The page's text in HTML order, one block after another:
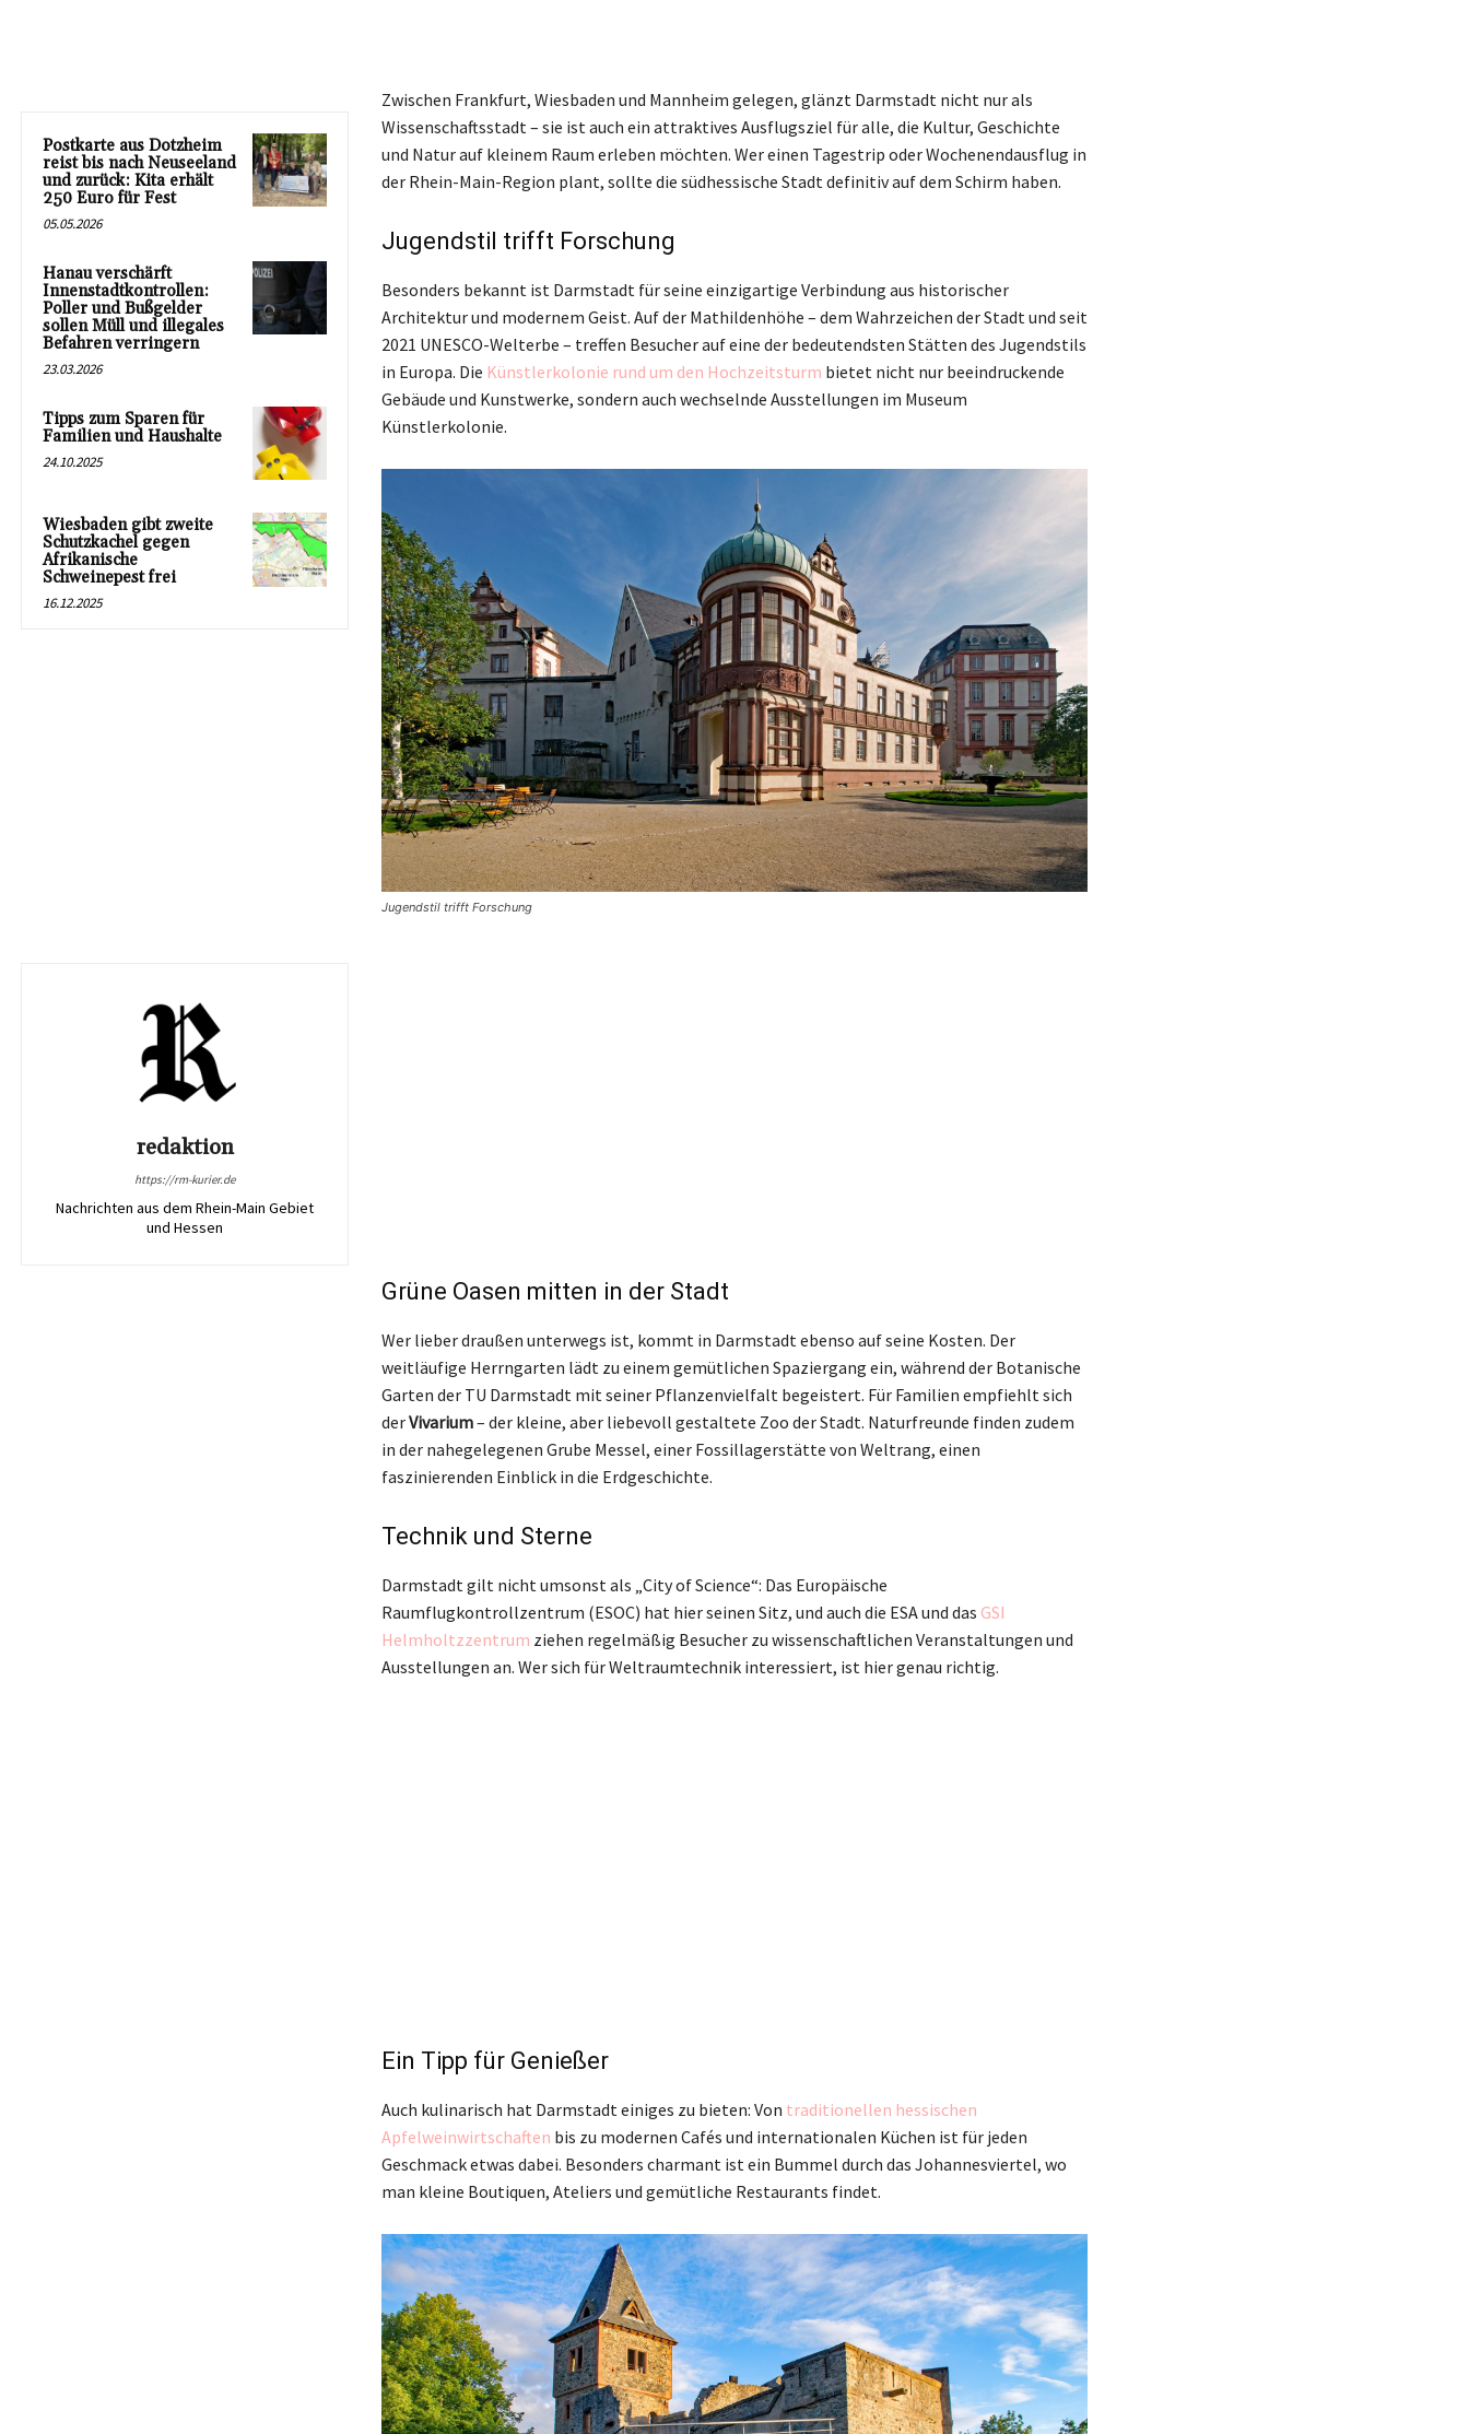
Postkarte aus Dotzheim
reist bis nach Neuseeland
und zurück: Kita erhält
250 Euro für Fest
05.05.2026
Hanau verschärft
Innenstadtkontrollen:
Poller und Bußgelder
sollen Müll und illegales
Befahren verringern
23.03.2026
Tipps zum Sparen für
Familien und Haushalte
24.10.2025
Wiesbaden gibt zweite
Schutzkachel gegen
Afrikanische
Schweinepest frei
16.12.2025
redaktion
https://rm-kurier.de
Nachrichten aus dem Rhein-Main Gebiet
und Hessen
Zwischen Frankfurt, Wiesbaden und Mannheim gelegen, glänzt Darmstadt nicht nur als
Wissenschaftsstadt – sie ist auch ein attraktives Ausflugsziel für alle, die Kultur, Geschichte
und Natur auf kleinem Raum erleben möchten. Wer einen Tagestrip oder Wochenendausflug in
der Rhein-Main-Region plant, sollte die südhessische Stadt definitiv auf dem Schirm haben.
Jugendstil trifft Forschung
Besonders bekannt ist Darmstadt für seine einzigartige Verbindung aus historischer
Architektur und modernem Geist. Auf der Mathildenhöhe – dem Wahrzeichen der Stadt und seit
2021 UNESCO-Welterbe – treffen Besucher auf eine der bedeutendsten Stätten des Jugendstils
in Europa. Die Künstlerkolonie rund um den Hochzeitsturm bietet nicht nur beeindruckende
Gebäude und Kunstwerke, sondern auch wechselnde Ausstellungen im Museum
Künstlerkolonie.
Jugendstil trifft Forschung
Grüne Oasen mitten in der Stadt
Wer lieber draußen unterwegs ist, kommt in Darmstadt ebenso auf seine Kosten. Der
weitläufige Herrngarten lädt zu einem gemütlichen Spaziergang ein, während der Botanische
Garten der TU Darmstadt mit seiner Pflanzenvielfalt begeistert. Für Familien empfiehlt sich
derVivarium– der kleine, aber liebevoll gestaltete Zoo der Stadt. Naturfreunde finden zudem
in der nahegelegenen Grube Messel, einer Fossillagerstätte von Weltrang, einen
faszinierenden Einblick in die Erdgeschichte.
Technik und Sterne
Darmstadt gilt nicht umsonst als „City of Science“: Das Europäische
Raumflugkontrollzentrum (ESOC) hat hier seinen Sitz, und auch die ESA und das GSI
Helmholtzzentrum ziehen regelmäßig Besucher zu wissenschaftlichen Veranstaltungen und
Ausstellungen an. Wer sich für Weltraumtechnik interessiert, ist hier genau richtig.
Ein Tipp für Genießer
Auch kulinarisch hat Darmstadt einiges zu bieten: Von traditionellen hessischen
Apfelweinwirtschaften bis zu modernen Cafés und internationalen Küchen ist für jeden
Geschmack etwas dabei. Besonders charmant ist ein Bummel durch das Johannesviertel, wo
man kleine Boutiquen, Ateliers und gemütliche Restaurants findet.